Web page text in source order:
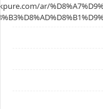
ar/